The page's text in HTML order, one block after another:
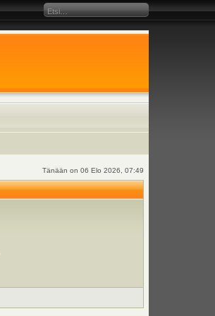
Tänään on 06 Elo 2026, 07:49